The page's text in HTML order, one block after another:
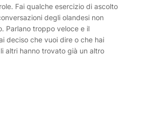
Fai qualche esercizio di ascolto
degli olandesi non
Parlano troppo veloce e il
deciso che vuoi dire o che hai
altri hanno trovato già un altro